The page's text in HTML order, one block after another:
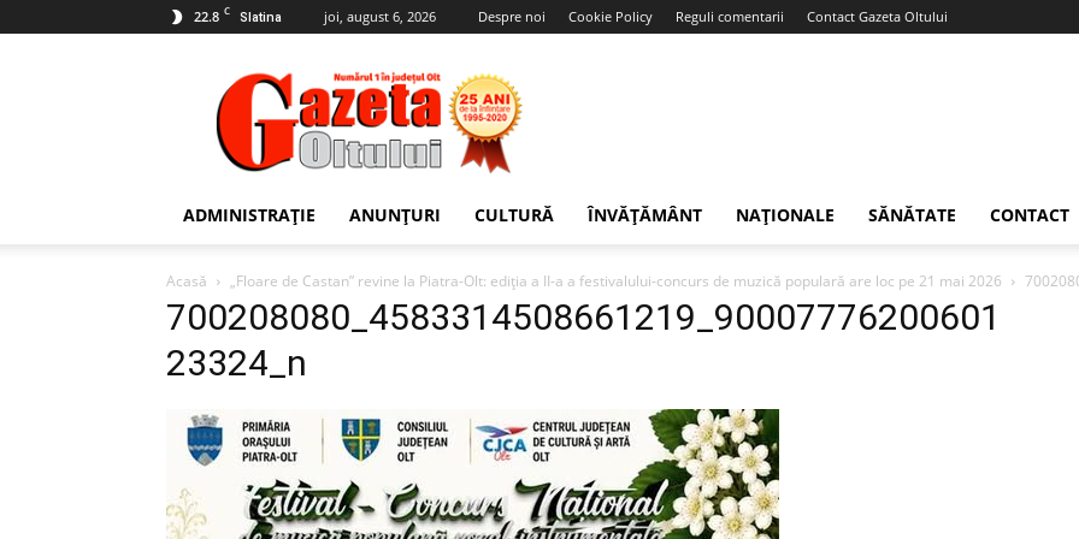
22.8 C Slatina joi, august 6, 2026 Despre noi Cookie Policy Reguli comentarii Contact Gazeta Oltului
Gazeta
Oltului
ADMINISTRAȚIE ANUNȚURI CULTURĂ ÎNVĂȚĂMÂNT NAȚIONALE SĂNĂTATE CONTACT
Acasă „Floare de Castan” revine la Piatra-Olt: ediția a II-a a festivalului-concurs de muzică populară are loc pe 21 mai 2026
700208080_4583314508661219_90007776200601
23324_n